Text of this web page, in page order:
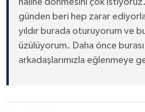
günden beri hep zarar
yıldır burada oturuyorum ve
üzülüyorum. Daha önce
arkadaşlarımızla eğlenmeye